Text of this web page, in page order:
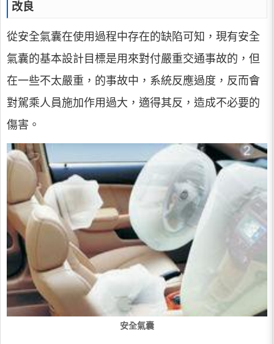
改良
從安全氣囊在使用過程中存在的缺陷可知，現有安全
氣囊的基本設計目標是用來對付嚴重交通事故的，但
在一些不太嚴重，的事故中，系統反應過度，反而會
對駕乘人員施加作用過大，適得其反，造成不必要的
傷害。
安全氣囊